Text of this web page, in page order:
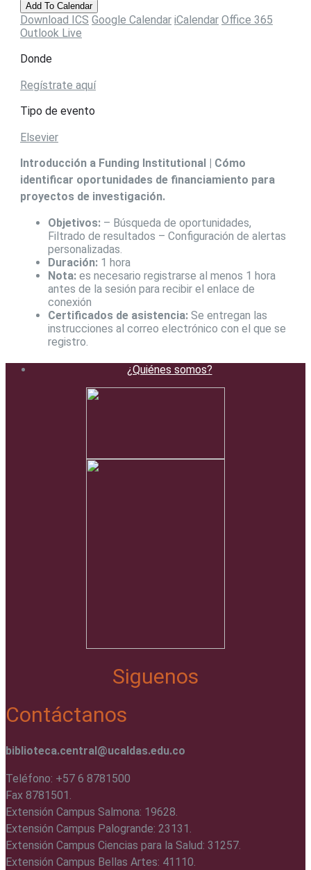
Add To Calendar
Download ICS Google Calendar iCalendar Office 365
Outlook Live
Donde
Regístrate aquí
Tipo de evento
Elsevier
Introducción a Funding Institutional | Cómo
identificar oportunidades de financiamiento para
proyectos de investigación.
Objetivos: – Búsqueda de oportunidades,
Filtrado de resultados – Configuración de alertas
personalizadas.
Duración: 1 hora
Nota: es necesario registrarse al menos 1 hora
antes de la sesión para recibir el enlace de
conexión
Certificados de asistencia: Se entregan las
instrucciones al correo electrónico con el que se
registro.
¿Quiénes somos?
Siguenos
Contáctanos
biblioteca.central@ucaldas.edu.co
Teléfono: +57 6 8781500
Fax 8781501.
Extensión Campus Salmona: 19628.
Extensión Campus Palogrande: 23131.
Extensión Campus Ciencias para la Salud: 31257.
Extensión Campus Bellas Artes: 41110.